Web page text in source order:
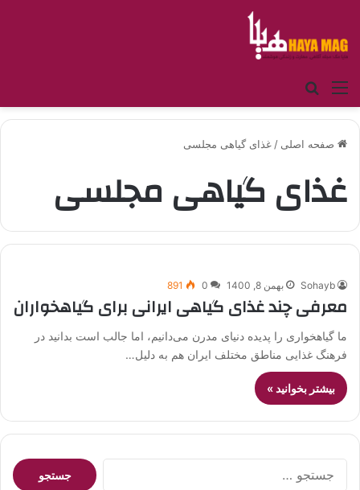
منو
صفحه اصلی / غذای گیاهی مجلسی
غذای گیاهی مجلسی
Sohayb بهمن 8, 1400 0
891
معرفی چند غذای گیاهی ایرانی برای گیاهخواران
ما گیاهخواری را پدیده دنیای مدرن می‌دانیم، اما جالب است بدانید در
فرهنگ غذایی مناطق مختلف ایران هم به دلیل…
بیشتر بخوانید »
جستجو
برای: